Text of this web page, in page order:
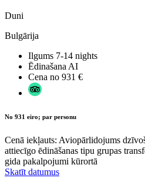
Duni
Bulgārija
Ilgums 7-14 nights
Ēdinašana AI
Cena no 931 €
No 931 eiro; par personu
Cenā iekļauts: Aviopārlidojums
attiecīgo ēdināšanas tipu grupas
gida pakalpojumi kūrortā
Skatīt datumus